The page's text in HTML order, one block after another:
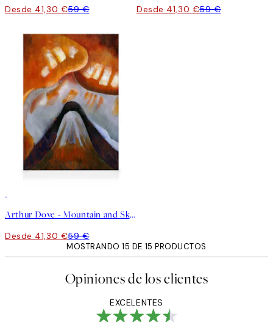
Desde 41,30 €59 € Desde 41,30 €59 €
Arthur Dove - Mountain and Sky Lienzo
Desde 41,30 €59 €
MOSTRANDO 15 DE 15 PRODUCTOS
Opiniones de los clientes
EXCELENTES